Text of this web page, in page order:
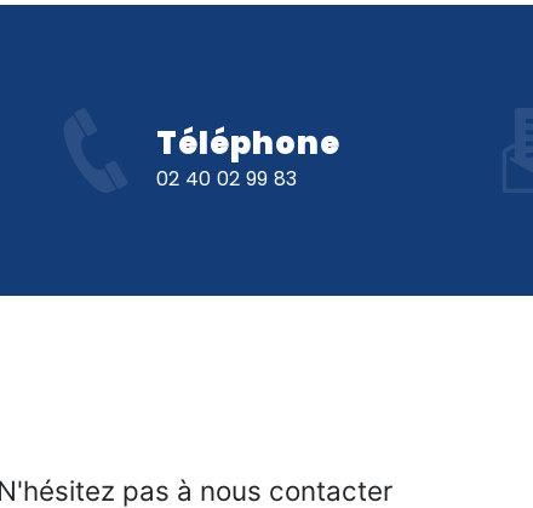
Téléphone
02 40 02 99 83
N'hésitez pas à nous contacter